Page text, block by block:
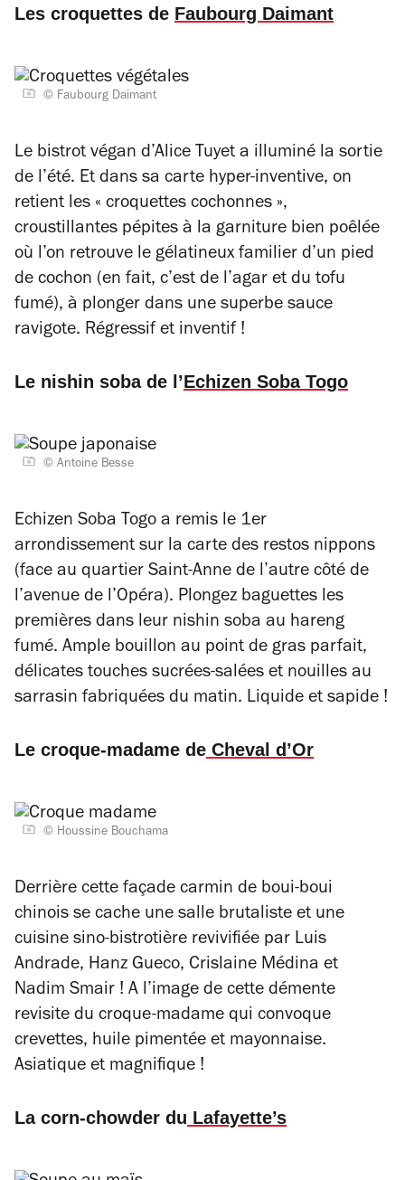
Les croquettes de Faubourg Daimant
© Faubourg Daimant
Le bistrot végan d’Alice Tuyet a illuminé la sortie
de l’été. Et dans sa carte hyper-inventive, on
retient les « croquettes cochonnes »,
croustillantes pépites à la garniture bien poêlée
où l’on retrouve le gélatineux familier d’un pied
de cochon (en fait, c’est de l’agar et du tofu
fumé), à plonger dans une superbe sauce
ravigote. Régressif et inventif !
Le nishin soba de l’Echizen Soba Togo
© Antoine Besse
Echizen Soba Togo a remis le 1er
arrondissement sur la carte des restos nippons
(face au quartier Saint-Anne de l’autre côté de
l’avenue de l’Opéra). Plongez baguettes les
premières dans leur nishin soba au hareng
fumé. Ample bouillon au point de gras parfait,
délicates touches sucrées-salées et nouilles au
sarrasin fabriquées du matin. Liquide et sapide !
Le croque-madame de Cheval d’Or
© Houssine Bouchama
Derrière cette façade carmin de boui-boui
chinois se cache une salle brutaliste et une
cuisine sino-bistrotière revivifiée par Luis
Andrade, Hanz Gueco, Crislaine Médina et
Nadim Smair ! A l’image de cette démente
revisite du croque-madame qui convoque
crevettes, huile pimentée et mayonnaise.
Asiatique et magnifique !
La corn-chowder du Lafayette’s